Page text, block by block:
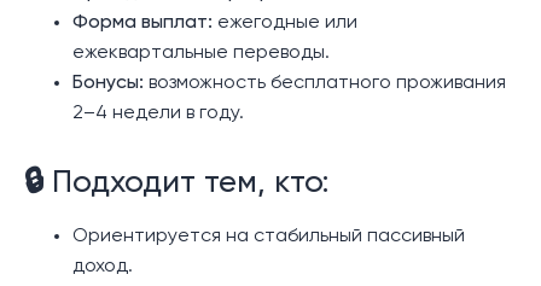
Форма выплат: ежегодные или
ежеквартальные переводы.
Бонусы: возможность бесплатного проживания
2–4 недели в году.
🔒 Подходит тем, кто:
Ориентируется на стабильный пассивный
доход.